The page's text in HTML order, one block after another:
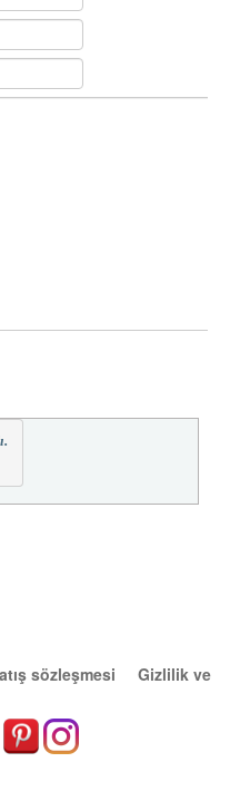
sözleşmesi
Gizlilik ve